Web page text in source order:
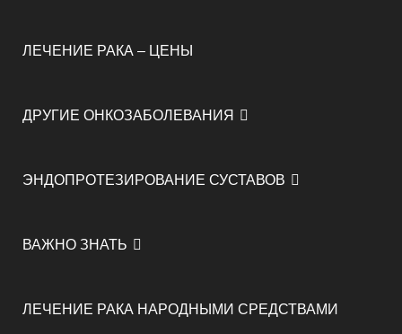
ЛЕЧЕНИЕ РАКА – ЦЕНЫ
ДРУГИЕ ОНКОЗАБОЛЕВАНИЯ
ЭНДОПРОТЕЗИРОВАНИЕ СУСТАВОВ
ВАЖНО ЗНАТЬ
ЛЕЧЕНИЕ РАКА НАРОДНЫМИ СРЕДСТВАМИ